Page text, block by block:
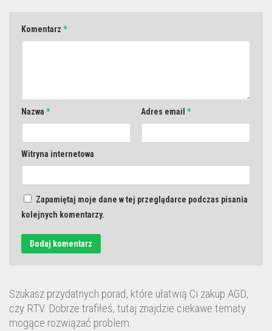
Komentarz *
Nazwa * Adres email *
Witryna internetowa
Zapamiętaj moje dane w tej przeglądarce podczas pisania
kolejnych komentarzy.
Szukasz przydatnych porad, które ułatwią Ci zakup AGD,
czy RTV. Dobrze trafiłeś, tutaj znajdzie ciekawe tematy
mogące rozwiązać problem.